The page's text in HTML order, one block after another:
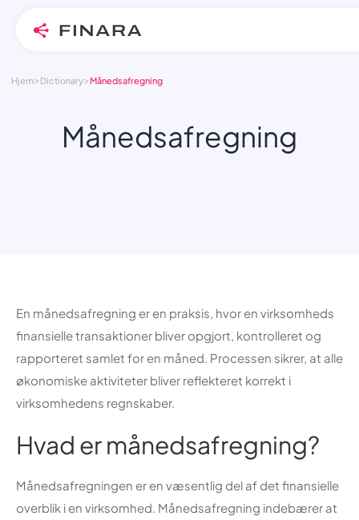
Skip
Hjem> Dictionary> Månedsafregning
Månedsafregning
En månedsafregning er en praksis, hvor en virksomheds
finansielle transaktioner bliver opgjort, kontrolleret og
rapporteret samlet for en måned. Processen sikrer, at alle
økonomiske aktiviteter bliver reflekteret korrekt i
virksomhedens regnskaber.
Hvad er månedsafregning?
Månedsafregningen er en væsentlig del af det finansielle
overblik i en virksomhed. Månedsafregning indebærer at